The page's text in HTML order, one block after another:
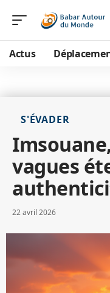
Actus
S'ÉVADER
vagues
22 avril 2026